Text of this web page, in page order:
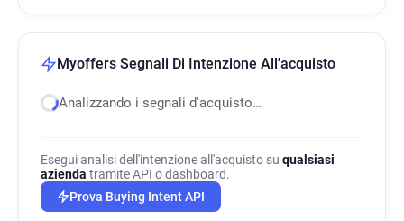
Myoffers Segnali Di Intenzione All'acquisto
Analizzando i segnali d'acquisto…
Esegui analisi dell'intenzione all'acquisto su qualsiasi
azienda tramite API o dashboard.
Prova Buying Intent API